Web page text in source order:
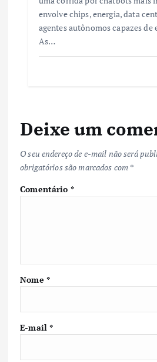
envolve chips, energia, data
agentes autônomos capazes de
As…
Deixe um
O seu endereço de e-mail não será
obrigatórios são marcados com *
Comentário *
Nome *
E-mail*